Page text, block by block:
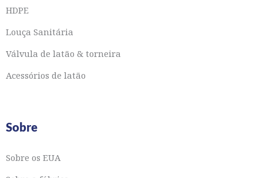
HDPE
Louça Sanitária
Válvula de latão & torneira
Acessórios de latão
Sobre
Sobre os EUA